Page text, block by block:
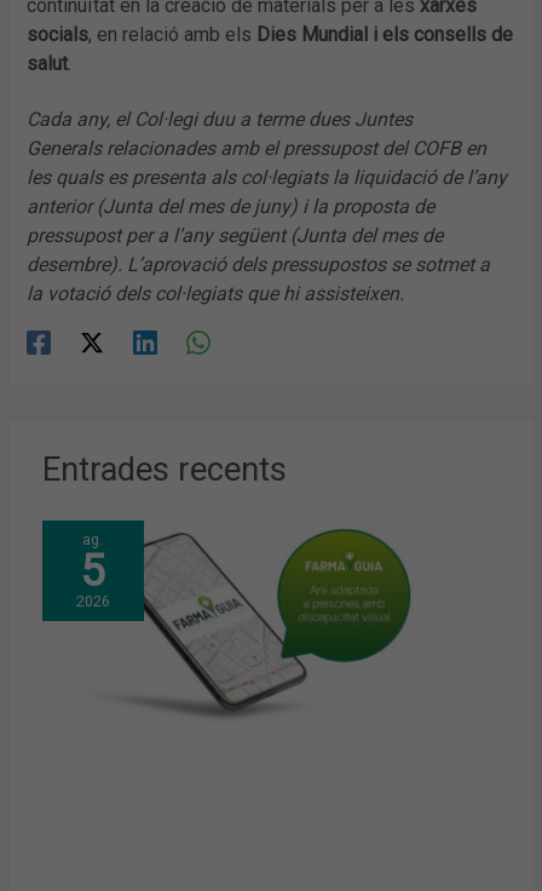
continuïtat en la creació de materials per a lesxarxes
socials, en relació amb els Dies Mundial i els consells de
salut.
Cada any, el Col·legi duu a terme dues Juntes
Generals relacionades amb el pressupost del COFB en
les quals es presenta als col·legiats la liquidació de l’any
anterior (Junta del mes de juny) i la proposta de
pressupost per a l’any següent (Junta del mes de
desembre). L’aprovació dels pressupostos se sotmet a
la votació dels col·legiats que hi assisteixen.
Entrades recents
ag.
5
2026